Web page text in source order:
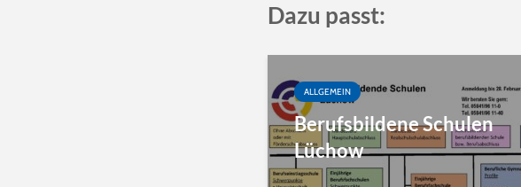
Dazu passt:
ALLGEMEIN
Berufsbildene Schulen
Lüchow